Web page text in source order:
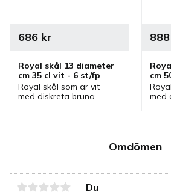
Omdömen
Du
Royal skål 13 diameter
cm 35 cl vit - 6 st/fp
Royal skål som är vit
med diskreta bruna
686kr
cm
med
888